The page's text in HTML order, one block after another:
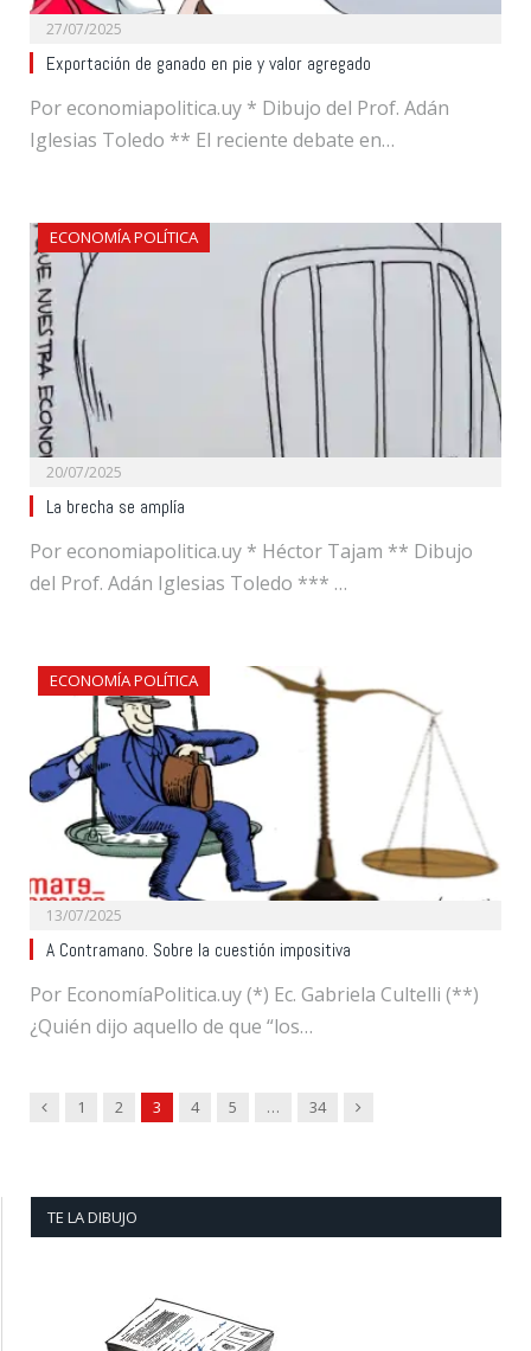
27/07/2025
Exportación de ganado en pie y valor agregado
Por economiapolitica.uy * Dibujo del Prof. Adán
Iglesias Toledo ** El reciente debate en…
ECONOMÍA POLÍTICA
20/07/2025
La brecha se amplía
Por economiapolitica.uy * Héctor Tajam ** Dibujo
del Prof. Adán Iglesias Toledo *** …
ECONOMÍA POLÍTICA
13/07/2025
A Contramano. Sobre la cuestión impositiva
Por EconomíaPolitica.uy (*) Ec. Gabriela Cultelli (**)
¿Quién dijo aquello de que “los…
Previous
1 2 3 4 5 … 34 Next
TE LA DIBUJO